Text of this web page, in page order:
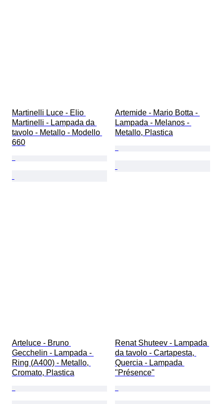
Martinelli Luce - Elio
Martinelli - Lampada da
tavolo - Metallo - Modello
660
Artemide - Mario Botta -
Lampada - Melanos -
Metallo, Plastica
Arteluce - Bruno
Gecchelin - Lampada -
Ring (A400) - Metallo,
Cromato, Plastica
Renat Shuteev - Lampada
da tavolo - Cartapesta,
Quercia - Lampada
"Présence"